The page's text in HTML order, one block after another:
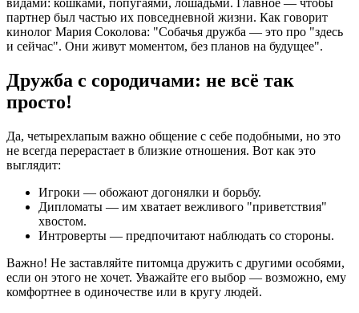
партнер был частью их повседневной жизни. Как говорит
кинолог Мария Соколова: "Собачья дружба — это про "здесь
и сейчас". Они живут моментом, без планов на будущее".
Дружба с сородичами: не всё так
просто!
Да, четырехлапым важно общение с себе подобными, но это
не всегда перерастает в близкие отношения. Вот как это
выглядит:
Игроки — обожают догонялки и борьбу.
Дипломаты — им хватает вежливого "приветствия"
хвостом.
Интроверты — предпочитают наблюдать со стороны.
Важно! Не заставляйте питомца дружить с другими особями,
если он этого не хочет. Уважайте его выбор — возможно, ему
комфортнее в одиночестве или в кругу людей.